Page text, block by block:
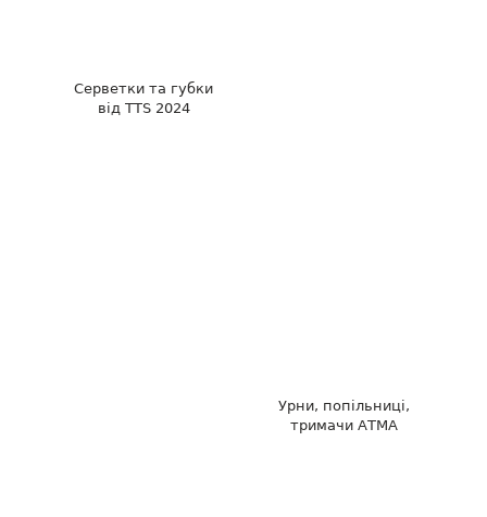
Серветки та губки
від TTS 2024
Урни, попільниці,
тримачи АТМА